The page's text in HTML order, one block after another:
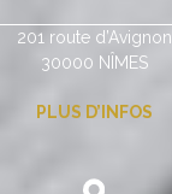
201 route d’Avignon
30000 NÎMES
PLUS D’INFOS